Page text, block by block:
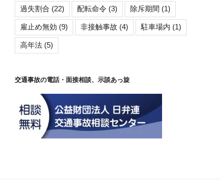
過失割合 (22) 配転命令 (3) 除斥期間 (1)
雇止め無効 (9) 非接触事故 (4) 駐車場内 (1)
高年法 (5)
交通事故の電話・面接相談、示談あっ旋